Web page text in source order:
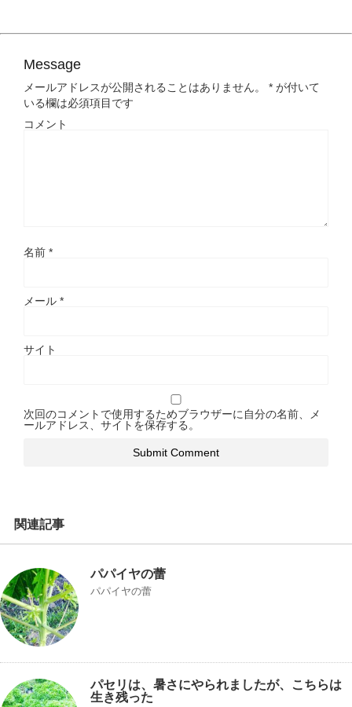
Message
メールアドレスが公開されることはありません。 * が付いて
いる欄は必須項目です
コメント
名前 *
メール *
サイト
次回のコメントで使用するためブラウザーに自分の名前、メ
ールアドレス、サイトを保存する。
関連記事
パパイヤの蕾
パパイヤの蕾
パセリは、暑さにやられましたが、こちらは
生き残った